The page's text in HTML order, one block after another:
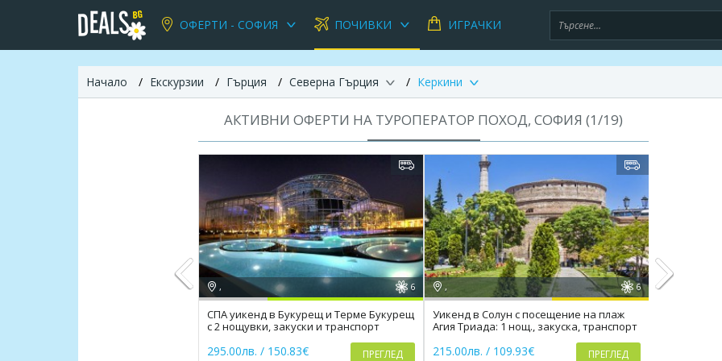
ОФЕРТИ - СОФИЯ ПОЧИВКИ ИГРАЧКИ
Начало Екскурзии Гърция Северна Гърция Керкини
АКТИВНИ ОФЕРТИ НА ТУРОПЕРАТОР ПОХОД, СОФИЯ (1/19)
, 6
СПА уикенд в Букурещ и Терме Букурещ
с 2 нощувки, закуски и транспорт
295.00лв. / 150.83€ ПРЕГЛЕД
, 6
Уикенд в Солун с посещение на плаж
Агия Триада: 1 нощ., закуска, транспорт
215.00лв. / 109.93€ ПРЕГЛЕД
Екскурзия
Мелник и